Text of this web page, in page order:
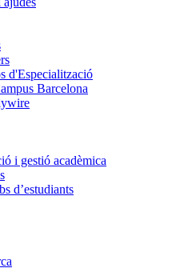
d'Especialització
Barcelona
i gestió acadèmica
d’estudiants